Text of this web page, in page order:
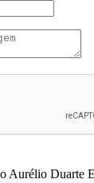
Aurélio Duarte